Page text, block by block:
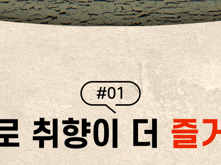
#01
취향이 더즐